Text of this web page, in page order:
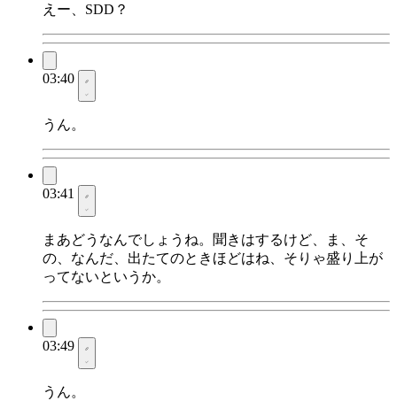
えー、SDD？
03:40
うん。
03:41
まあどうなんでしょうね。聞きはするけど、ま、そ
の、なんだ、出たてのときほどはね、そりゃ盛り上が
ってないというか。
03:49
うん。